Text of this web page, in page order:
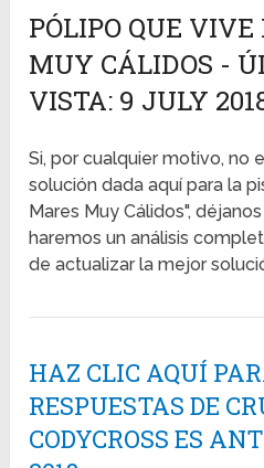
PÓLIPO QUE
MUY CÁLIDOS -
VISTA: 9 JULY
Si, por cualquier motivo, no
solución dada aquí para la
Mares Muy Cálidos",
haremos un análisis
de actualizar la mejor
HAZ CLIC AQUÍ
RESPUESTAS DE
CODYCROSS ES